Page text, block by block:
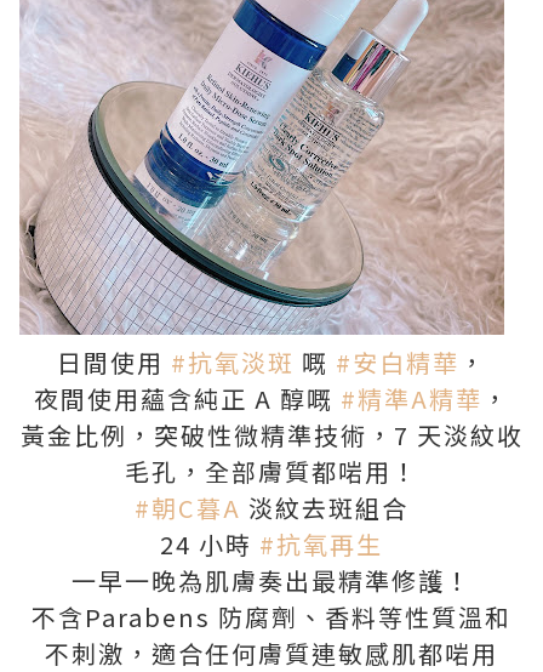
日間使用 #抗氧淡斑 嘅 #安白精華 ，
夜間使用蘊含純正 A 醇嘅 #精準A精華 ，
黃金比例，突破性微精準技術，7 天淡紋收
毛孔，全部膚質都啱用！
#朝C暮A 淡紋去斑組合
24 小時 #抗氧再生
一早一晚為肌膚奏出最精準修護！
不含Parabens 防腐劑、香料等性質溫和
不刺激，適合任何膚質連敏感肌都啱用